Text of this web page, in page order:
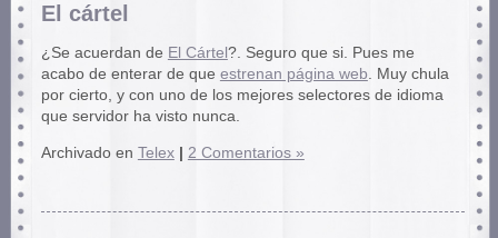
El cártel
¿Se acuerdan de El Cártel ?. Seguro que si. Pues me
acabo de enterar de que estrenan página web. Muy chula
por cierto, y con uno de los mejores selectores de idioma
que servidor ha visto nunca.
Archivado en Telex | 2 Comentarios »